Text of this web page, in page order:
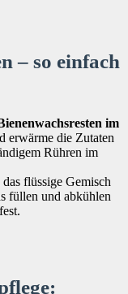
– so einfach
im
erwärme die Zutaten
Rühren im
flüssige Gemisch
füllen und abkühlen